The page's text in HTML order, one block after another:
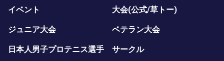
イベント 大会(公式/草トー)
ジュニア大会 ベテラン大会
日本人男子プロテニス選手 サークル